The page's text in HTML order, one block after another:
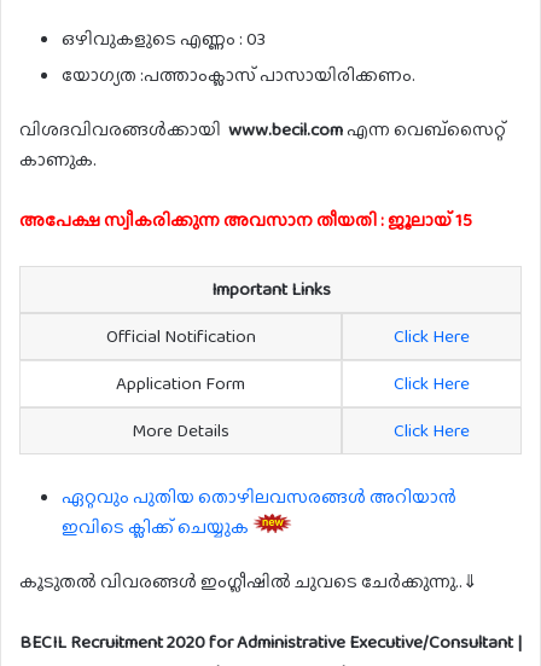
ഒഴിവുകളുടെ എണ്ണം : 03
യോഗ്യത :പത്താംക്ലാസ് പാസായിരിക്കണം.
വിശദവിവരങ്ങൾക്കായി www.becil.comഎന്ന വെബ്സൈറ്റ്
കാണുക.
അപേക്ഷ സ്വീകരിക്കുന്ന അവസാന തീയതി : ജൂലായ് 15
Important Links
Official Notification
Click Here
Application Form
Click Here
More Details
Click Here
ഏറ്റവും പുതിയ തൊഴിലവസരങ്ങൾ അറിയാൻ
ഇവിടെ ക്ലിക്ക് ചെയ്യുക
കൂടുതൽ വിവരങ്ങൾ ഇംഗ്ലീഷിൽ ചുവടെ ചേർക്കുന്നു..⇓
BECIL Recruitment 2020 for Administrative Executive/Consultant |